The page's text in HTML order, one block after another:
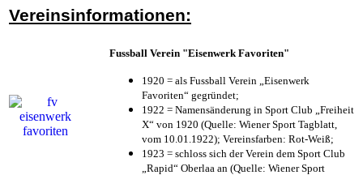
Vereinsinformationen:
Fussball Verein "Eisenwerk Favoriten"
1920 = als Fussball Verein „Eisenwerk
Favoriten“ gegründet;
1922 = Namensänderung in Sport Club „Freiheit
X“ von 1920 (Quelle: Wiener Sport Tagblatt,
vom 10.01.1922); Vereinsfarben: Rot-Weiß;
1923 = schloss sich der Verein dem Sport Club
„Rapid“ Oberlaa an (Quelle: Wiener Sport